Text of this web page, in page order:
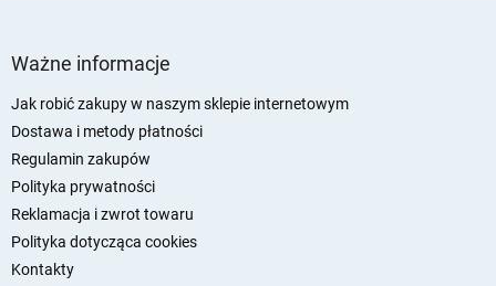
Ważne informacje
Jak robić zakupy w naszym sklepie internetowym
Dostawa i metody płatności
Regulamin zakupów
Polityka prywatności
Reklamacja i zwrot towaru
Polityka dotycząca cookies
Kontakty